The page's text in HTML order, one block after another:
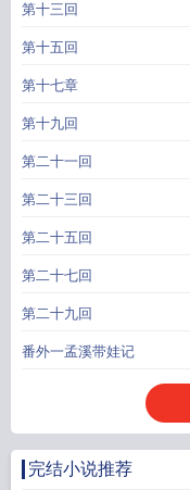
第十三回
第十五回
第十七章
第十九回
第二十一回
第二十三回
第二十五回
第二十七回
第二十九回
番外一孟溪带娃记
完结小说推荐